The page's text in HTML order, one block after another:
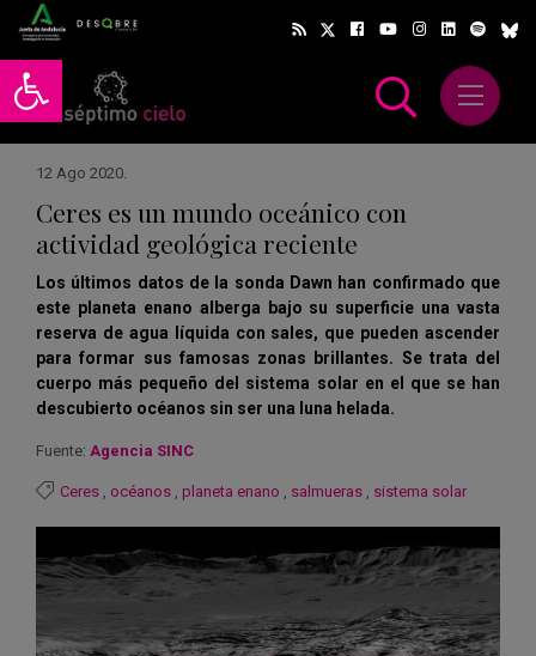
Abrir barra de herramientas
Abrir
12 Ago 2020.
Ceres es un mundo oceánico con
actividad geológica reciente
Los últimos datos de la sonda Dawn han confirmado que
este planeta enano alberga bajo su superficie una vasta
reserva de agua líquida con sales, que pueden ascender
para formar sus famosas zonas brillantes. Se trata del
cuerpo más pequeño del sistema solar en el que se han
descubierto océanos sin ser una luna helada.
Fuente: Agencia SINC
Ceres , océanos , planeta enano , salmueras , sistema solar